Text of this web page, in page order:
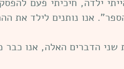
ילדה, חיכיתי פעם
אנו נותנים לילד את
האלה, אנו כבר